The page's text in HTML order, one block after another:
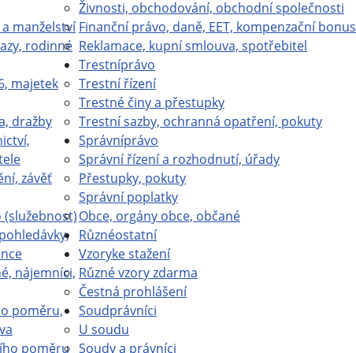
manželství
rodinné
majetek
dražby
závěť
nájemníci,
poměru,
poměru
Živnosti, obchodování, obchodní společnosti
Finanční právo, daně, EET, kompenzační bonus
Reklamace, kupní smlouva, spotřebitel
Trestníprávo
Trestní řízení
Trestné činy a přestupky
Trestní sazby, ochranná opatření, pokuty
Správníprávo
Správní řízení a rozhodnutí, úřady
Přestupky, pokuty
Správní poplatky
Obce, orgány obce, občané
Různéostatní
Vzoryke stažení
Různé vzory zdarma
Čestná prohlášení
Soudprávníci
U soudu
Soudy a právníci